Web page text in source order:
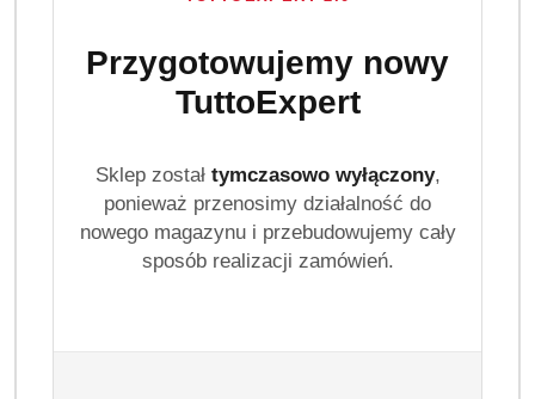
Przygotowujemy nowy
TuttoExpert
Sklep został tymczasowo wyłączony,
ponieważ przenosimy działalność do
nowego magazynu i przebudowujemy cały
sposób realizacji zamówień.